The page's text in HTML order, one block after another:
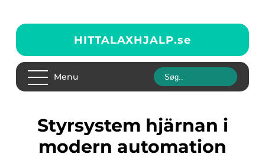
HITTALAXHJALP.se
Menu
Styrsystem hjärnan i
modern automation